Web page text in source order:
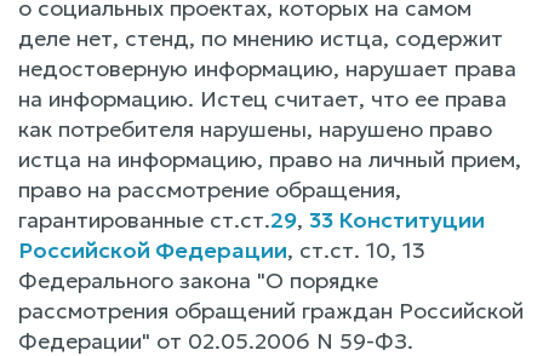
о социальных проектах, которых на самом
деле нет, стенд, по мнению истца, содержит
недостоверную информацию, нарушает права
на информацию. Истец считает, что ее права
как потребителя нарушены, нарушено право
истца на информацию, право на личный прием,
право на рассмотрение обращения,
гарантированные ст.ст.29, 33 Конституции
Российской Федерации, ст.ст. 10, 13
Федерального закона "О порядке
рассмотрения обращений граждан Российской
Федерации" от 02.05.2006 N 59-ФЗ.